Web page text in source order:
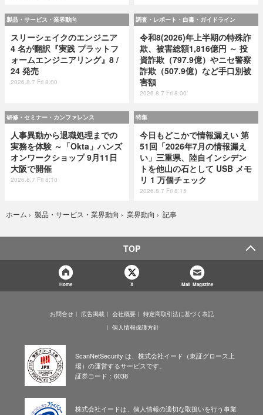
製品・サービス・業界動向
スリーシェイクのエンジニア
4 名が翻訳『実践 プラットフ
ォームエンジニアリング』8 /
24 発売
2026.8.7 Fri 8:00
調査・レポート・白書・ガイドライン
令和8(2026)年上半期の特殊詐
欺、被害総額1,816億円 ～ 投
資詐欺（797.9億）やニセ警察
詐欺（507.9億）など手口別被
害額
2026.8.7 Fri 8:00
研修・セミナー・カンファレンス
人事異動から退職処理までの
実務を体験 ～「Okta」ハンズ
オンワークショップ 9月11日
大阪で開催
2026.8.7 Fri 8:10
特集
今日もどこかで情報漏えい 第
51回「2026年7月の情報漏え
い」三重県、陸自インシデン
トを他山の石として USB メモ
リ 1 万個チェック
2026.8.7 Fri 8:15
ホーム › 製品・サービス・業界動向 › 業界動向 › 記事
TOP
Home X Mail Magazine
お問合せ 広告掲載 会社概要
特定商取引法に基づく表記
個人情報保護方針
ScanNetSecurity は、株式会社イード（東証グロース上
場）の運営するサービスです。
証券コード：6038
株式会社イードは、個人情報の適切な取扱いを行う事業